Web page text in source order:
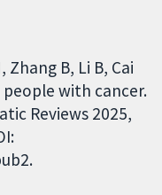
Zhang B, Li B, Cai
with cancer.
Reviews 2025,